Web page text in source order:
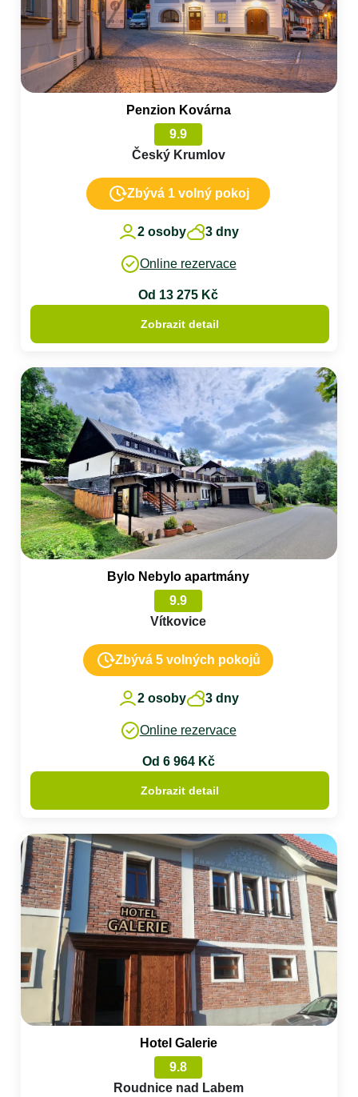
Penzion Kovárna
9.9
Český Krumlov
Zbývá 1 volný pokoj
2 osoby 3 dny
Online rezervace
Od 13 275 Kč
Zobrazit detail
Bylo Nebylo apartmány
9.9
Vítkovice
Zbývá 5 volných pokojů
2 osoby 3 dny
Online rezervace
Od 6 964 Kč
Zobrazit detail
Hotel Galerie
9.8
Roudnice nad Labem